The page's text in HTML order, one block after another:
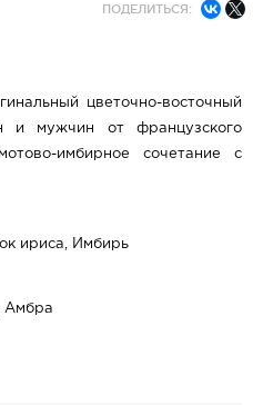
ПОДЕЛИТЬСЯ:
цветочно-восточный
мужчин от французского
имбирное сочетание с
ириса, Имбирь
Амбра